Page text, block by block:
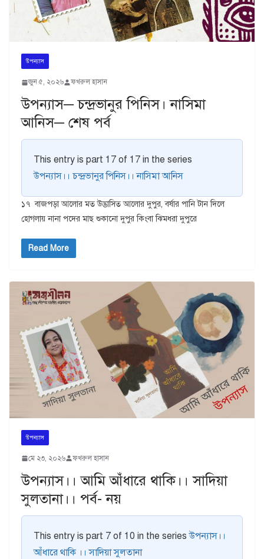
উপন্যাস
জুন ৫, ২০২৬ ফখরুল হাসান
উপন্যাস─ চন্দ্রভানুর পিনিস। নাসিমা
আনিস─ শেষ পর্ব
This entry is part 17 of 17 in the series
উপন্যাস।। চন্দ্রভানুর পিনিস।। নাসিমা আনিস
১৭ বাজপড়া আলোর মত উদ্ভাসিত আলোর দুপুর, বর্ষার পানি টান দিলে
হোগলায় নানা পদের মাছ শুকানো দুপুর কিংবা ঝিমধরা দুপুরে
Read More
উপন্যাস
মে ২৩, ২০২৬ ফখরুল হাসান
উপন্যাস।। আমি আঁধারে থাকি।। সাদিয়া
সুলতানা।। পর্ব- নয়
This entry is part 7 of 10 in the seriesউপন্যাস।।
আঁধারে থাকি ।। সাদিয়া সুলতানা